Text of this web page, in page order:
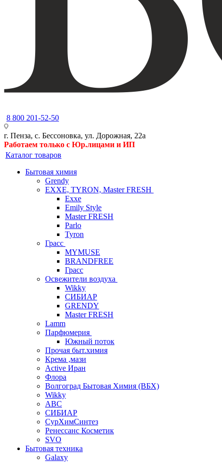
8 800 201-52-50
г. Пенза, с. Бессоновка, ул. Дорожная, 22а
Работаем только с Юр.лицами и ИП
Каталог товаров
Бытовая химия
Grendy
EXXE, TYRON, Master FRESH
Exxe
Emily Style
Master FRESH
Parlo
Tyron
Грасс
MYMUSE
BRANDFREE
Грасс
Освежители воздуха
Wikky
СИБИАР
GRENDY
Master FRESH
Lamm
Парфюмерия
Южный поток
Прочая быт.химия
Крема ,мази
Аctive Иран
Флора
Волгоград Бытовая Химия (ВБХ)
Wikky
АВС
СИБИАР
СурХимСинтез
Ренессанс Косметик
SVO
Бытовая техника
Galaxy